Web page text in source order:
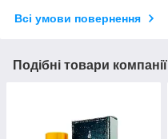
Всі умови повернення
Подібні товари компанії